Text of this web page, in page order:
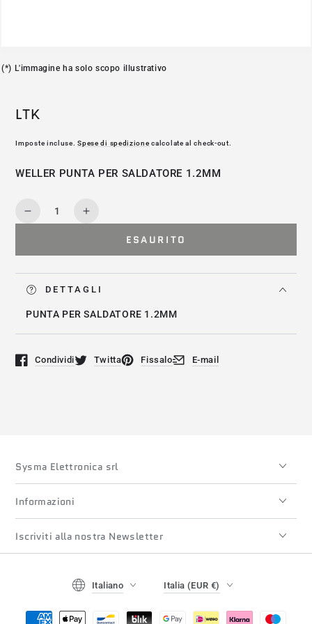
(*) L'immagine ha solo scopo illustrativo
LTK
Imposte incluse.Spese di spedizione calcolate al check-out.
WELLER PUNTA PER SALDATORE 1.2MM
Quantità
Diminuisce
LTK
Aumenta
quantità
LTK
ESAURITO
DETTAGLI
PUNTA PER SALDATORE 1.2MM
Condividi
Si apre in una nuova finestra.
Twitta
Si apre in una nuova finestra.
Fissalo
Si apre in una nuova finestra.
E-mail
Si apre in una nuova
Sysma Elettronica srl
Informazioni
Iscriviti alla nostra Newsletter
Italiano Italia (EUR €)
Modalità